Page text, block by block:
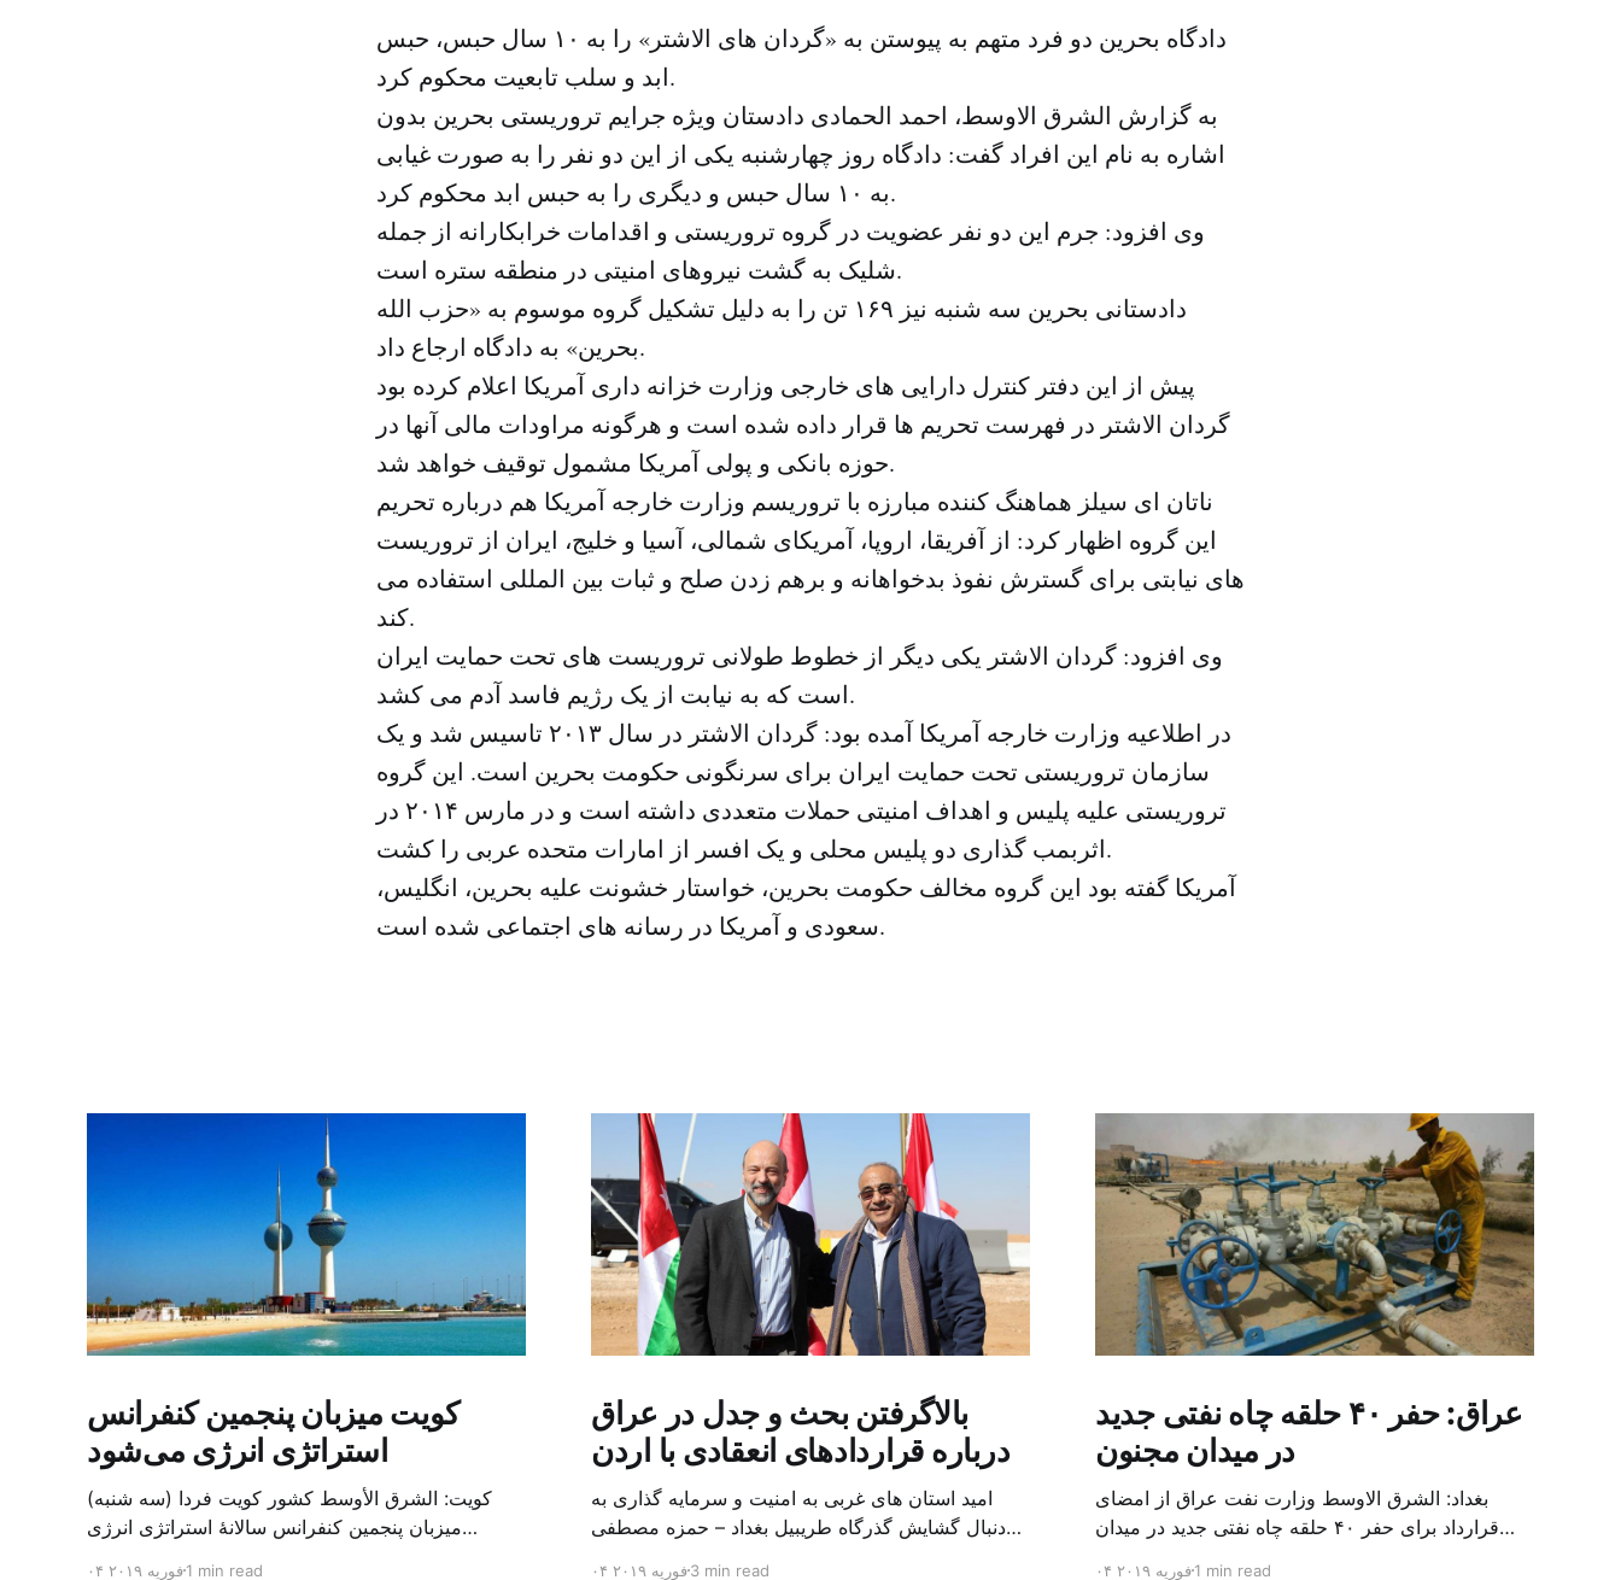
دادگاه بحرین دو فرد متهم به پیوستن به «گردان های الاشتر» را به ۱۰ سال حبس، حبس
ابد و سلب تابعیت محکوم کرد.
به گزارش الشرق الاوسط، احمد الحمادی دادستان ویژه جرایم تروریستی بحرین بدون
اشاره به نام این افراد گفت: دادگاه روز چهارشنبه یکی از این دو نفر را به صورت غیابی
به ۱۰ سال حبس و دیگری را به حبس ابد محکوم کرد.
وی افزود: جرم این دو نفر عضویت در گروه تروریستی و اقدامات خرابکارانه از جمله
شلیک به گشت نیروهای امنیتی در منطقه ستره است.
دادستانی بحرین سه شنبه نیز ۱۶۹ تن را به دلیل تشکیل گروه موسوم به «حزب الله
بحرین» به دادگاه ارجاع داد.
پیش از این دفتر کنترل دارایی های خارجی وزارت خزانه داری آمریکا اعلام کرده بود
گردان الاشتر در فهرست تحریم ها قرار داده شده است و هرگونه مراودات مالی آنها در
حوزه بانکی و پولی آمریکا مشمول توقیف خواهد شد.
ناتان ای سیلز هماهنگ کننده مبارزه با تروریسم وزارت خارجه آمریکا هم درباره تحریم
این گروه اظهار کرد: از آفریقا، اروپا، آمریکای شمالی، آسیا و خلیج، ایران از تروریست
های نیابتی برای گسترش نفوذ بدخواهانه و برهم زدن صلح و ثبات بین المللی استفاده می
کند.
وی افزود: گردان الاشتر یکی دیگر از خطوط طولانی تروریست های تحت حمایت ایران
است که به نیابت از یک رژیم فاسد آدم می کشد.
در اطلاعیه وزارت خارجه آمریکا آمده بود: گردان الاشتر در سال ۲۰۱۳ تاسیس شد و یک
سازمان تروریستی تحت حمایت ایران برای سرنگونی حکومت بحرین است. این گروه
تروریستی علیه پلیس و اهداف امنیتی حملات متعددی داشته است و در مارس ۲۰۱۴ در
اثربمب گذاری دو پلیس محلی و یک افسر از امارات متحده عربی را کشت.
آمریکا گفته بود این گروه مخالف حکومت بحرین، خواستار خشونت علیه بحرین، انگلیس،
سعودی و آمریکا در رسانه های اجتماعی شده است.
کویت میزبان پنجمین کنفرانس
استراتژی انرژی می‌شود
کویت: الشرق الأوسط کشور کویت فردا (سه شنبه)
میزبان پنجمین کنفرانس سالانهٔ استراتژی انرژی
۰۴ فوریه ۲۰۱۹1 min read
بالاگرفتن بحث و جدل در عراق
درباره قراردادهای انعقادی با اردن
امید استان های غربی به امنیت و سرمایه گذاری به
دنبال گشایش گذرگاه طریبیل بغداد – حمزه مصطفی
۰۴ فوریه ۲۰۱۹3 min read
عراق: حفر ۴۰ حلقه چاه نفتی جدید
در میدان مجنون
بغداد: الشرق الاوسط وزارت نفت عراق از امضای
قرارداد برای حفر ۴۰ حلقه چاه نفتی جدید در میدان
۰۴ فوریه ۲۰۱۹1 min read